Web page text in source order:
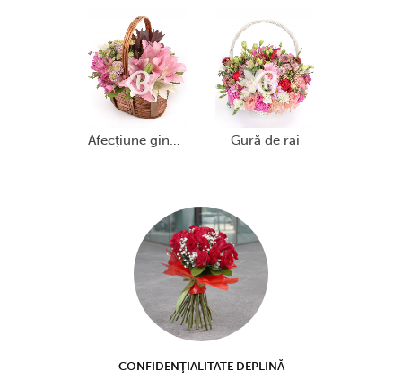
afecțiune gingașă gură de rai
CONFIDENŢIALITATE DEPLINĂ